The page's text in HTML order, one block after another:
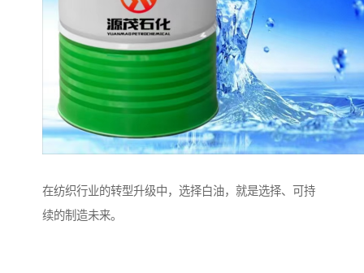
在纺织行业的转型升级中，选择白油，就是选择、可持
续的制造未来。